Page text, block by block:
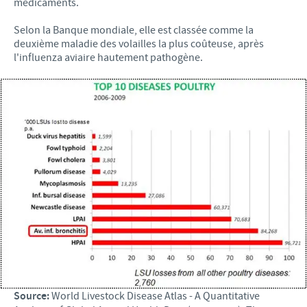
médicaments.
Selon la Banque mondiale, elle est classée comme la
deuxième maladie des volailles la plus coûteuse, après
l'influenza aviaire hautement pathogène.
Source:World Livestock Disease Atlas - A Quantitative